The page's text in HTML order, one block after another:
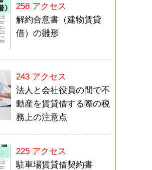
258 アクセス
解約合意書（建物賃貸
借）の雛形
243 アクセス
法人と会社役員の間で不
動産を賃貸借する際の税
務上の注意点
225 アクセス
駐車場賃貸借契約書